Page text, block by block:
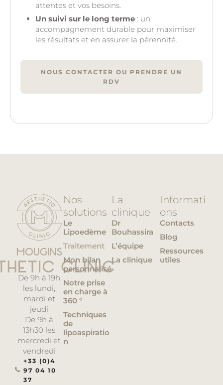
attentes et vos besoins.
Un suivi sur le long terme : un
accompagnement durable pour maximiser
les résultats et en assurer la pérennité.
NOUS CONTACTER OU PRENDRE UN
RDV
De 9h à 19h
les lundi,
mardi et
jeudi
De 9h à
13h30 les
mercredi et
vendredi
+33 (0)4
97 04 10
37
Nos
solutions
Le
Lipoedème
Traitement
Mon bilan
personnalisé
Notre prise
en charge à
360 °
Techniques
de
lipoaspiratio
n
La
clinique
Dr
Bouhassira
L’équipe
La clinique
Informati
ons
Contacts
Blog
Ressources
utiles